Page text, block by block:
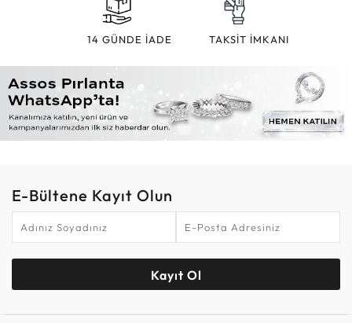
14 GÜNDE İADE TAKSİT İMKANI
E-Bültene Kayıt Olun
Kayıt Ol